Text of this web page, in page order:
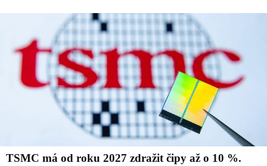
TSMC má od roku 2027 zdražit čipy až o 10 %.